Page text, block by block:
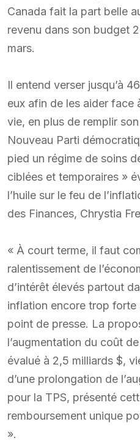
Canada fait la part belle
revenu dans son budget
mars.
Il entend verser jusqu’à
eux afin de les aider face
vie, en plus de remplir
Nouveau Parti
pied un régime de soins
ciblées et temporaires »
l’huile sur le feu de
des Finances, Chrystia
« À court terme, il faut
ralentissement de
d’intérêt élevés partout
inflation encore trop forte
point de presse. La
l’augmentation du coût
évalué à 2,5 milliards $,
d’une prolongation de
pour la TPS, présenté
remboursement unique
».